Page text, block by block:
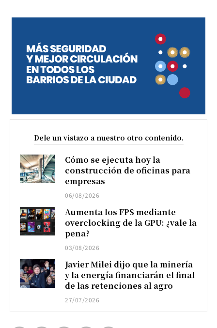
Dele un vistazo a nuestro otro contenido.
Cómo se ejecuta hoy la
construcción de oficinas para
empresas
06/08/2026
Aumenta los FPS mediante
overclocking de la GPU: ¿vale la
pena?
03/08/2026
Javier Milei dijo que la minería
y la energía financiarán el final
de las retenciones al agro
27/07/2026